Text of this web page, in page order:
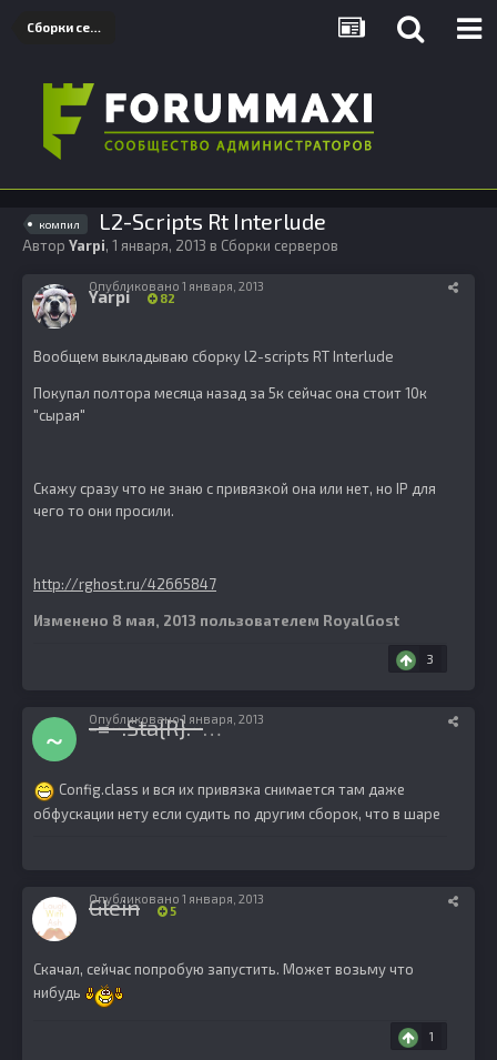
Сборки серверов
компил L2-Scripts Rt Interlude
Автор Yarpi, 1 января, 2013 в Сборки серверов
Yarpi 82
Опубликовано 1 января, 2013
Вообщем выкладываю сборку l2-scripts RT Interlude
Покупал полтора месяца назад за 5к сейчас она стоит 10к
"сырая"
Скажу сразу что не знаю с привязкой она или нет, но IP для
чего то они просили.
http://rghost.ru/42665847
Изменено 8 мая, 2013 пользователем RoyalGost
3
-=~.Sta{R}.~=-
Опубликовано1 января, 2013
Config.class и вся их привязка снимается там даже
обфускации нету если судить по другим сборок, что в шаре
Glein 5
Опубликовано 1 января, 2013
Скачал, сейчас попробую запустить. Может возьму что
нибудь
1